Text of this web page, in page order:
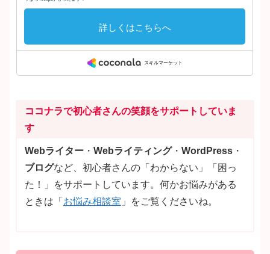
ココナラで初心者さんの笑顔をサポートしていま
す
Webライター・ Webライティング・ WordPress・
ブログなど、初心者さんの「わからない」「困っ
た！」をサポートしています。何かお悩みがある
ときは「 お悩み相談室 」をご覧くださいね。